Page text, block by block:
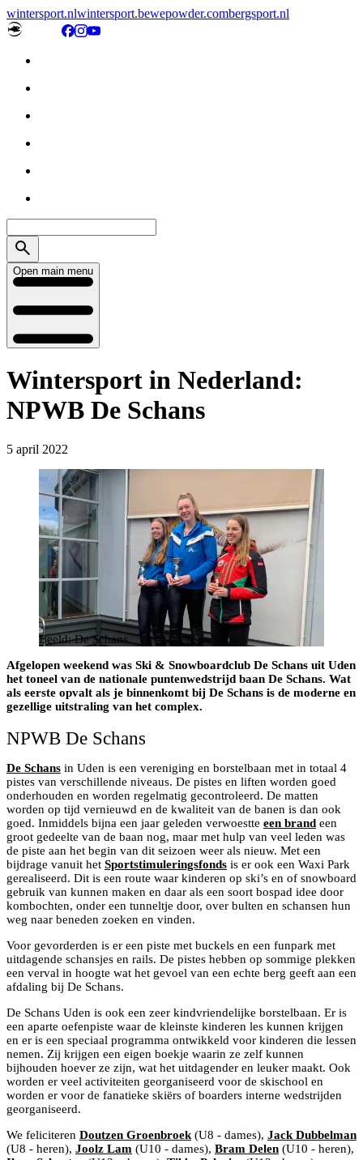
wintersport.nlwintersport.bewepowder.combergsport.nl
Open main menu
Wintersport in Nederland:
NPWB De Schans
5 april 2022
Beeld: De Schans.
Afgelopen weekend was Ski & Snowboardclub De Schans uit Uden
het toneel van de nationale puntenwedstrijd baan De Schans. Wat
als eerste opvalt als je binnenkomt bij De Schans is de moderne en
gezellige uitstraling van het complex.
NPWB De Schans
De Schans in Uden is een vereniging en borstelbaan met in totaal 4
pistes van verschillende niveaus. De pistes en liften worden goed
onderhouden en worden regelmatig gecontroleerd. De matten
worden op tijd vernieuwd en de kwaliteit van de banen is dan ook
goed. Inmiddels bijna een jaar geleden verwoestte een brand een
groot gedeelte van de baan nog, maar met hulp van veel leden was
de piste aan het begin van dit seizoen weer als nieuw. Met een
bijdrage vanuit het Sportstimuleringsfonds is er ook een Waxi Park
gerealiseerd. Dit is een route waar kinderen op ski’s en of snowboard
gebruik van kunnen maken en daar als een soort bospad idee door
kombochten, onder een tunneltje door, over bulten en schansen hun
weg naar beneden zoeken en vinden.
Voor gevorderden is er een piste met buckels en een funpark met
uitdagende schansjes en rails. De pistes hebben op sommige plekken
een verval in hoogte wat het gevoel van een echte berg geeft aan een
afdaling bij De Schans.
De Schans Uden is ook een zeer kindvriendelijke borstelbaan. Er is
een aparte oefenpiste waar de kleinste kinderen les kunnen krijgen
en er is een speciaal programma ontwikkeld voor kinderen die lessen
nemen. Zij krijgen een eigen boekje waarin ze zelf kunnen
bijhouden hoever ze zijn, wat het uitdagender en leuker maakt. Ook
worden er veel activiteiten georganiseerd voor de skischool en
worden er voor de fanatieke skiërs of boarders interne wedstrijden
georganiseerd.
We feliciteren Doutzen Groenbroek(U8 - dames), Jack Dubbelman
(U8 - heren), Joolz Lam (U10 - dames), Bram Delen (U10 - heren),